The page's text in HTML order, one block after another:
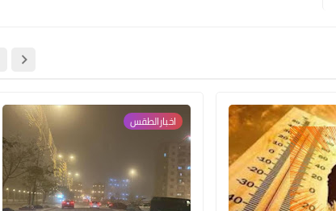
اخبارالطقس
19 أبريل 2021